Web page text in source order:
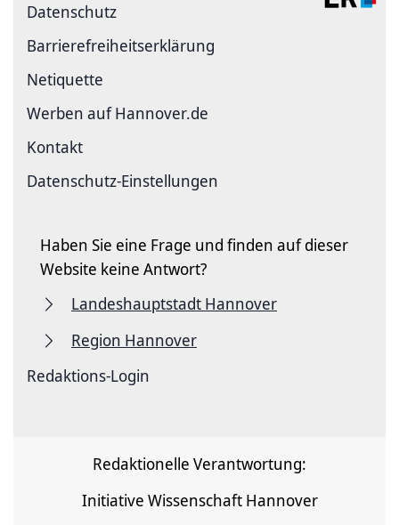
Datenschutz
Barriere­freiheits­erklärung
Netiquette
Werben auf Hannover.de
Kontakt
Datenschutz-Einstellungen
Haben Sie eine Frage und finden auf dieser
Website keine Antwort?
Landeshauptstadt Hannover
Region Hannover
Redaktions-Login
Redaktionelle Verantwortung:
Initiative Wissenschaft Hannover